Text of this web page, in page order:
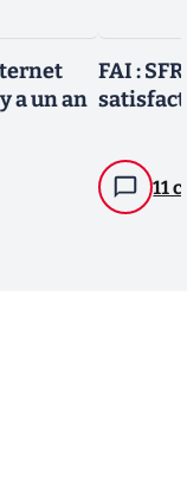
a un an
FAI :
11